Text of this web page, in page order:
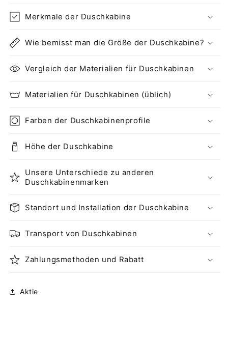
Merkmale der Duschkabine
Wie bemisst man die Größe der Duschkabine?
Vergleich der Materialien für Duschkabinen
Materialien für Duschkabinen (üblich)
Farben der Duschkabinenprofile
Höhe der Duschkabine
Unsere Unterschiede zu anderen
Duschkabinenmarken
Standort und Installation der Duschkabine
Transport von Duschkabinen
Zahlungsmethoden und Rabatt
Aktie